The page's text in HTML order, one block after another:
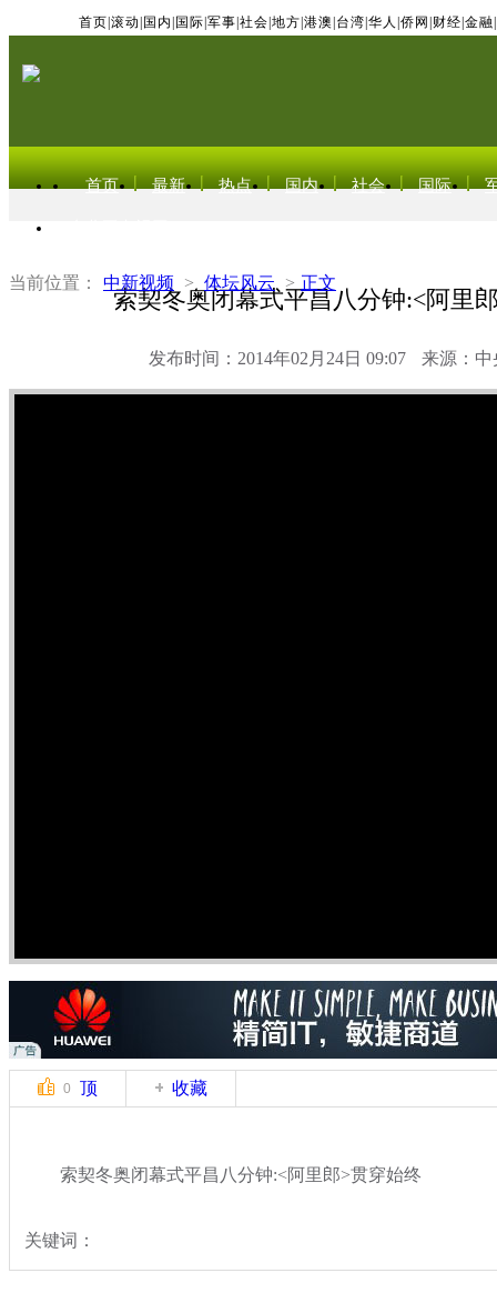
首页 滚动 国内 国际 军事 社会 地方 港澳 台湾 华人 侨网 财经 金融
首页 最新 热点 国内 社会 国际
当前位置： 中新视频 > 体坛风云 > 正文
索契冬奥闭幕式平昌八分钟:<阿里
发布时间：2014年02月24日 09:07 来源：中
0 顶 收藏
索契冬奥闭幕式平昌八分钟:<阿里郎>贯穿始终
关键词：